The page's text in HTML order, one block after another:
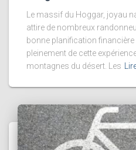
Le massif du Hoggar, joyau
attire de nombreux
bonne planification
pleinement de cette
montagnes du désert. Les